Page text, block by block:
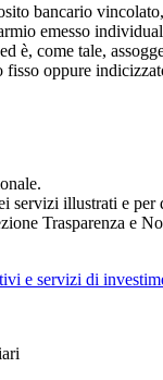
bancario
emesso
è, come tale,
fisso oppure
illustrati e per
Trasparenza e
e servizi di